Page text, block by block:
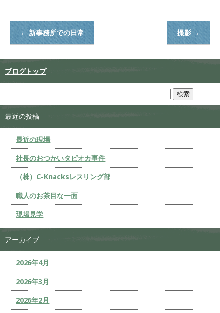
← 新事務所での日常 撮影→
ブログトップ
最近の投稿
最近の現場
社長のおつかいタピオカ事件
（株）C-Knacksレスリング部
職人のお茶目な一面
現場見学
アーカイブ
2026年4月
2026年3月
2026年2月